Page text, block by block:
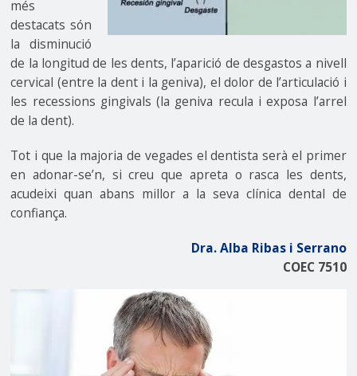
més
destacats són
la disminució
de la longitud de les dents, l’aparició de desgastos a nivell
cervical (entre la dent i la geniva), el dolor de l’articulació i
les recessions gingivals (la geniva recula i exposa l’arrel
de la dent).
Tot i que la majoria de vegades el dentista serà el primer
en adonar-se’n, si creu que apreta o rasca les dents,
acudeixi quan abans millor a la seva clínica dental de
confiança.
Dra. Alba Ribas i Serrano
COEC 7510